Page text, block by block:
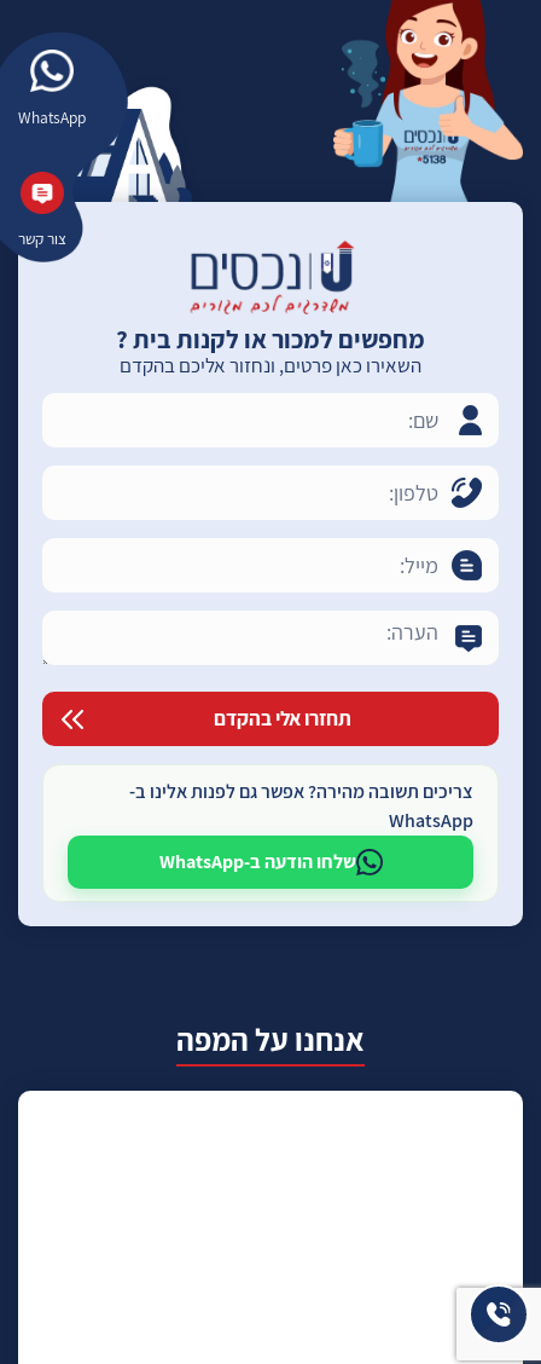
WhatsApp
צור קשר
מחפשים למכור או לקנות בית ?
השאירו כאן פרטים, ונחזור אליכם בהקדם
צריכים תשובה מהירה? אפשר גם לפנות אלינו ב-
WhatsApp
שלחו הודעה ב-WhatsApp
אנחנו על המפה